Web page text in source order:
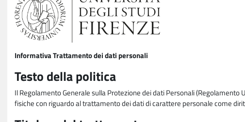
Informativa Trattamento dei dati personali
Testo della politica
Il Regolamento Generale sulla Protezione dei dati Personali
fisiche con riguardo al trattamento dei dati di carattere personale come